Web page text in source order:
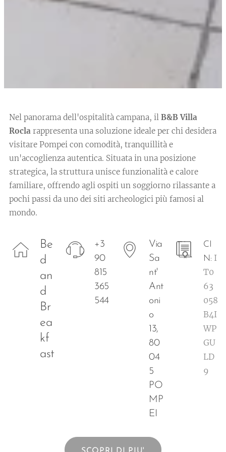
Nel panorama dell'ospitalità campana, il B&B Villa
Rocla rappresenta una soluzione ideale per chi desidera
visitare Pompei con comodità, tranquillità e
un'accoglienza autentica. Situata in una posizione
strategica, la struttura unisce funzionalità e calore
familiare, offrendo agli ospiti un soggiorno rilassante a
pochi passi da uno dei siti archeologici più famosi al
mondo.
Be
d
an
d
Br
ea
kf
ast
+3
90
815
365
544
Via
Sa
nt'
Ant
oni
o
13,
80
04
5
PO
MP
EI
CI
N: I
T0
63
058
B4I
WP
GU
LD
9